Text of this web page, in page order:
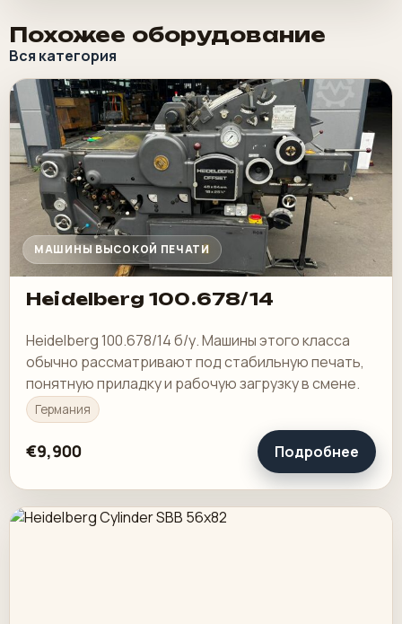
Похожее оборудование
Вся категория
МАШИНЫ ВЫСОКОЙ ПЕЧАТИ
Heidelberg 100.678/14
Heidelberg 100.678/14 б/у. Машины этого класса
обычно рассматривают под стабильную печать,
понятную приладку и рабочую загрузку в смене.
Германия
€9,900 Подробнее